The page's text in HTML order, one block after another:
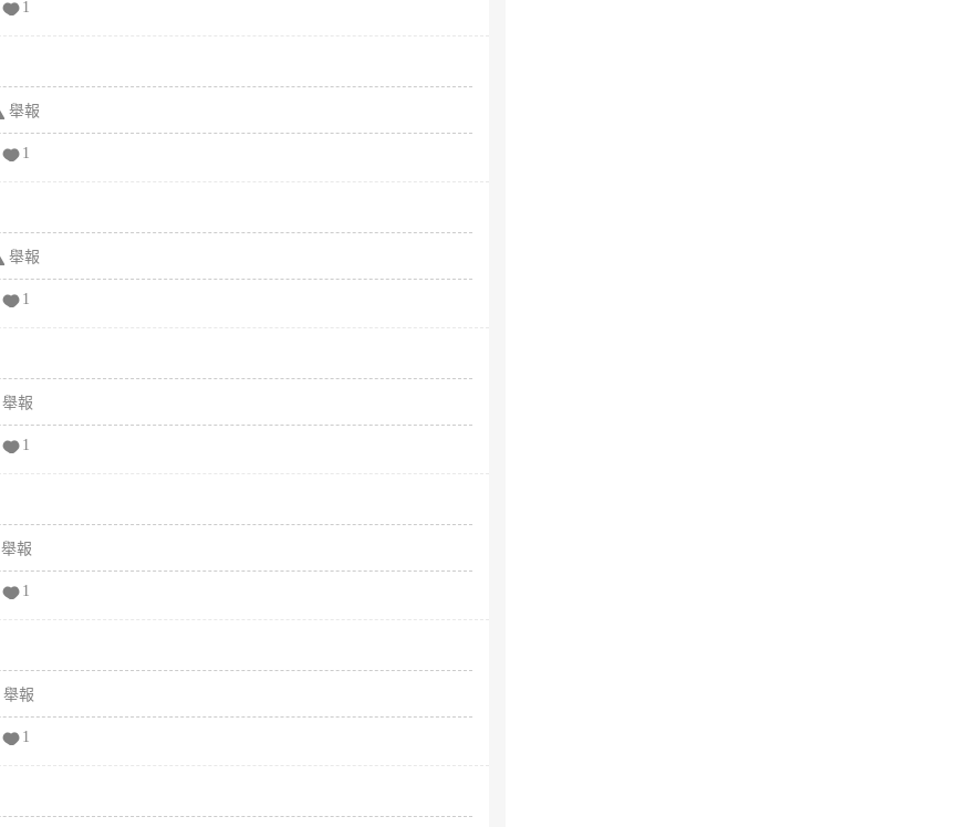
1
舉報
1
舉報
1
舉報
1
舉報
1
舉報
1